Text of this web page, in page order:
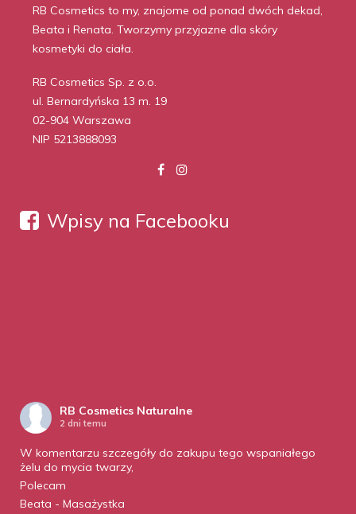
RB Cosmetics to my, znajome od ponad dwóch dekad,
Beata i Renata. Tworzymy przyjazne dla skóry
kosmetyki do ciała.
RB Cosmetics Sp. z o.o.
ul. Bernardyńska 13 m. 19
02-904 Warszawa
NIP 5213888093
Wpisy na Facebooku
RB Cosmetics Naturalne
2 dni temu
W komentarzu szczegóły do zakupu tego wspaniałego
żelu do mycia twarzy,
Polecam
Beata - Masażystka